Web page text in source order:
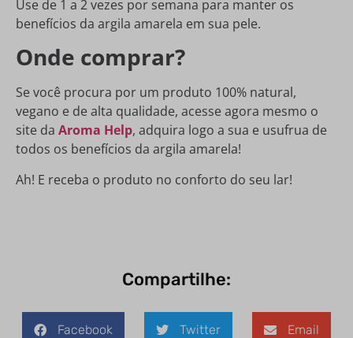
Use de 1 a 2 vezes por semana para manter os
benefícios da argila amarela em sua pele.
Onde comprar?
Se você procura por um produto 100% natural,
vegano e de alta qualidade, acesse agora mesmo o
site da Aroma Help, adquira logo a sua e usufrua de
todos os benefícios da argila amarela!
Ah! E receba o produto no conforto do seu lar!
Compartilhe:
Facebook Twitter Email